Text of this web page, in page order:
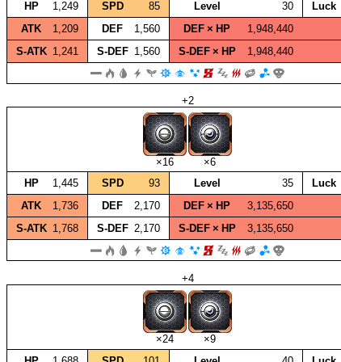
HP
1,249 SPD 85 Level 30 Luck
ATK
1,209 DEF 1,560 DEF × HP
1,948,440
S‑ATK 1,241 S‑DEF 1,560 S‑DEF × HP 1,948,440
+2
×16
×6
HP
1,445 SPD 93 Level 35 Luck
ATK
1,736 DEF 2,170 DEF × HP
3,135,650
S‑ATK 1,768 S‑DEF 2,170 S‑DEF × HP 3,135,650
+4
×24
×9